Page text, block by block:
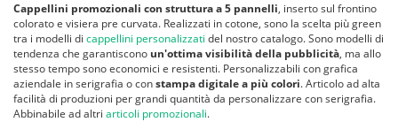
Cappellini promozionali con struttura a 5 pannelli, inserto sul frontino
colorato e visiera pre curvata. Realizzati in cotone, sono la scelta più green
tra i modelli di cappellini personalizzati del nostro catalogo. Sono modelli di
tendenza che garantiscono un'ottima visibilità della pubblicità, ma allo
stesso tempo sono economici e resistenti. Personalizzabili con grafica
aziendale in serigrafia o constampa digitale a più colori. Articolo ad alta
facilità di produzioni per grandi quantità da personalizzare con serigrafia.
Abbinabile ad altri articoli promozionali.